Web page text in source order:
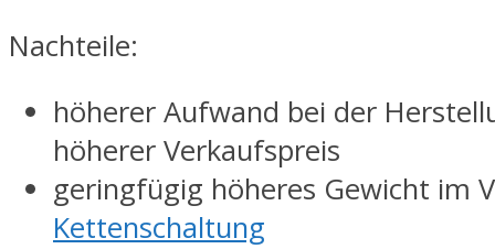
Nachteile:
höherer Aufwand bei der
höherer Verkaufspreis
geringfügig höheres Gewicht im
Kettenschaltung